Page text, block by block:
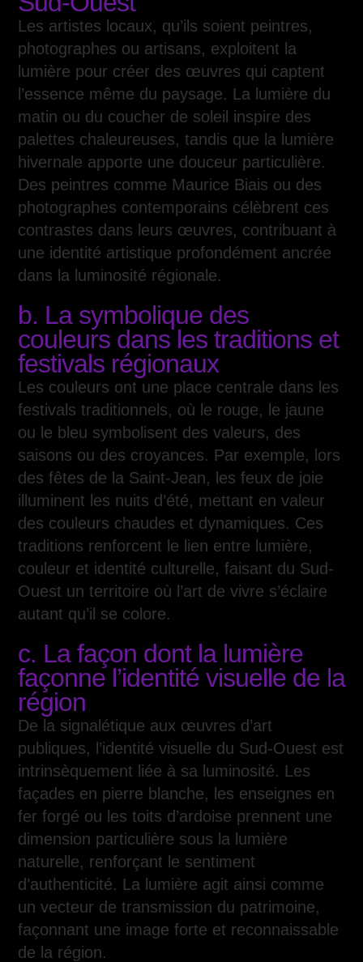
Les artistes locaux, qu’ils soient peintres,
photographes ou artisans, exploitent la
lumière pour créer des œuvres qui captent
l’essence même du paysage. La lumière du
matin ou du coucher de soleil inspire des
palettes chaleureuses, tandis que la lumière
hivernale apporte une douceur particulière.
Des peintres comme Maurice Biais ou des
photographes contemporains célèbrent ces
contrastes dans leurs œuvres, contribuant à
une identité artistique profondément ancrée
dans la luminosité régionale.
b. La symbolique des
couleurs dans les traditions et
festivals régionaux
Les couleurs ont une place centrale dans les
festivals traditionnels, où le rouge, le jaune
ou le bleu symbolisent des valeurs, des
saisons ou des croyances. Par exemple, lors
des fêtes de la Saint-Jean, les feux de joie
illuminent les nuits d’été, mettant en valeur
des couleurs chaudes et dynamiques. Ces
traditions renforcent le lien entre lumière,
couleur et identité culturelle, faisant du Sud-
Ouest un territoire où l’art de vivre s’éclaire
autant qu’il se colore.
c. La façon dont la lumière
façonne l’identité visuelle de la
région
De la signalétique aux œuvres d’art
publiques, l’identité visuelle du Sud-Ouest est
intrinsèquement liée à sa luminosité. Les
façades en pierre blanche, les enseignes en
fer forgé ou les toits d’ardoise prennent une
dimension particulière sous la lumière
naturelle, renforçant le sentiment
d’authenticité. La lumière agit ainsi comme
un vecteur de transmission du patrimoine,
façonnant une image forte et reconnaissable
de la région.